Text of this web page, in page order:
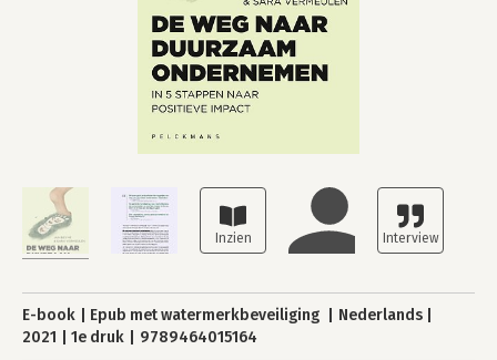
E-book Epub met watermerkbeveiliging
Nederlands
2021
1e druk 9789464015164